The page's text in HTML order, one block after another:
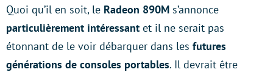
Quoi qu’il en soit, le Radeon 890M s’annonce
particulièrement intéressant et il ne serait pas
étonnant de le voir débarquer dans les futures
générations de consoles portables. Il devrait être